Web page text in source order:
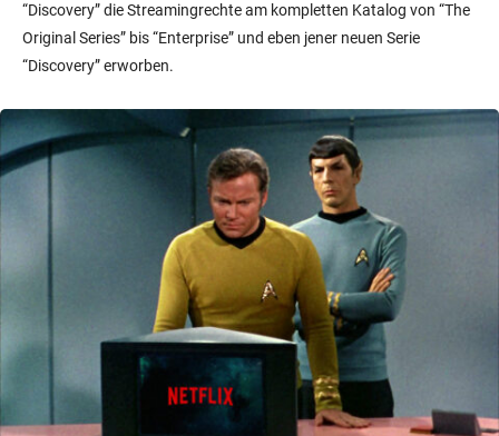
“Discovery” die Streamingrechte am kompletten Katalog von “The
Original Series” bis “Enterprise” und eben jener neuen Serie
“Discovery” erworben.